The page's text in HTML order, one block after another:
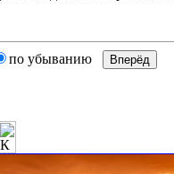
по убыванию